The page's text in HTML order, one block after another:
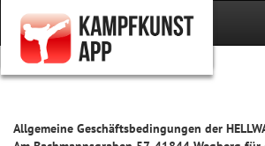
Allgemeine Geschäftsbedingungen der